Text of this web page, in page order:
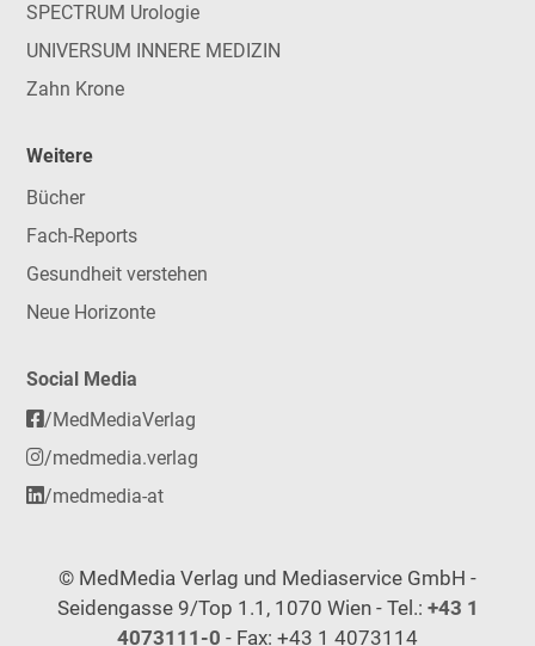
SPECTRUM Urologie
UNIVERSUM INNERE MEDIZIN
Zahn Krone
Weitere
Bücher
Fach-Reports
Gesundheit verstehen
Neue Horizonte
Social Media
/MedMediaVerlag
/medmedia.verlag
/medmedia-at
© MedMedia Verlag und Mediaservice GmbH -
Seidengasse 9/Top 1.1, 1070 Wien - Tel.: +43 1
4073111-0 - Fax: +43 1 4073114